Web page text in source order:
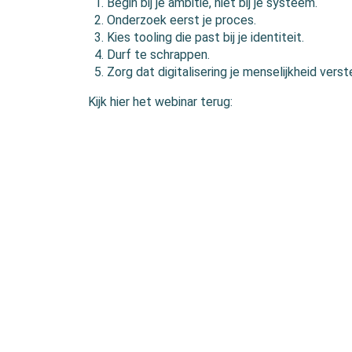
Onderzoek eerst je proces.
Kies tooling die past bij je identiteit.
Durf te schrappen.
Zorg dat digitalisering je menselijkheid
Kijk hier het webinar terug: